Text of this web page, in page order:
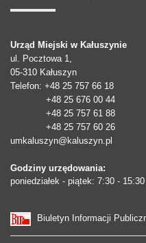
Urząd Miejski w Kałuszynie
ul. Pocztowa 1,
05-310 Kałuszyn
Telefon: +48 25 757 66 18
+48 25 676 00 44
+48 25 757 61 88
+48 25 757 60 26
umkaluszyn@kaluszyn.pl
Godziny urzędowania:
poniedziałek - piątek: 7:30 - 15:30
Biuletyn Informacji